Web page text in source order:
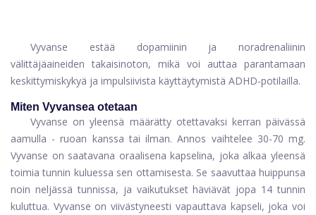
Vyvanse estää dopamiinin ja noradrenaliinin
välittäjäaineiden takaisinoton, mikä voi auttaa parantamaan
keskittymiskykyä ja impulsiivista käyttäytymistä ADHD-potilailla.
Miten Vyvansea otetaan
Vyvanse on yleensä määrätty otettavaksi kerran päivässä
aamulla - ruoan kanssa tai ilman. Annos vaihtelee 30-70 mg.
Vyvanse on saatavana oraalisena kapselina, joka alkaa yleensä
toimia tunnin kuluessa sen ottamisesta. Se saavuttaa huippunsa
noin neljässä tunnissa, ja vaikutukset häviävät jopa 14 tunnin
kuluttua. Vyvanse on viivästyneesti vapauttava kapseli, joka voi